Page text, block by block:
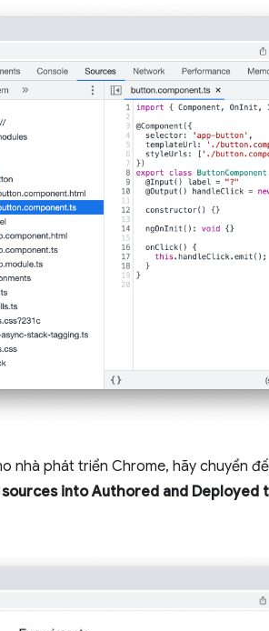
nhà phát triển Chrome, hãy chuyển
into Authored and Deployed